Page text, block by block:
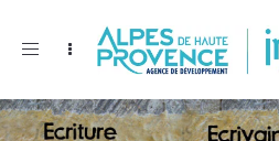
Toggle